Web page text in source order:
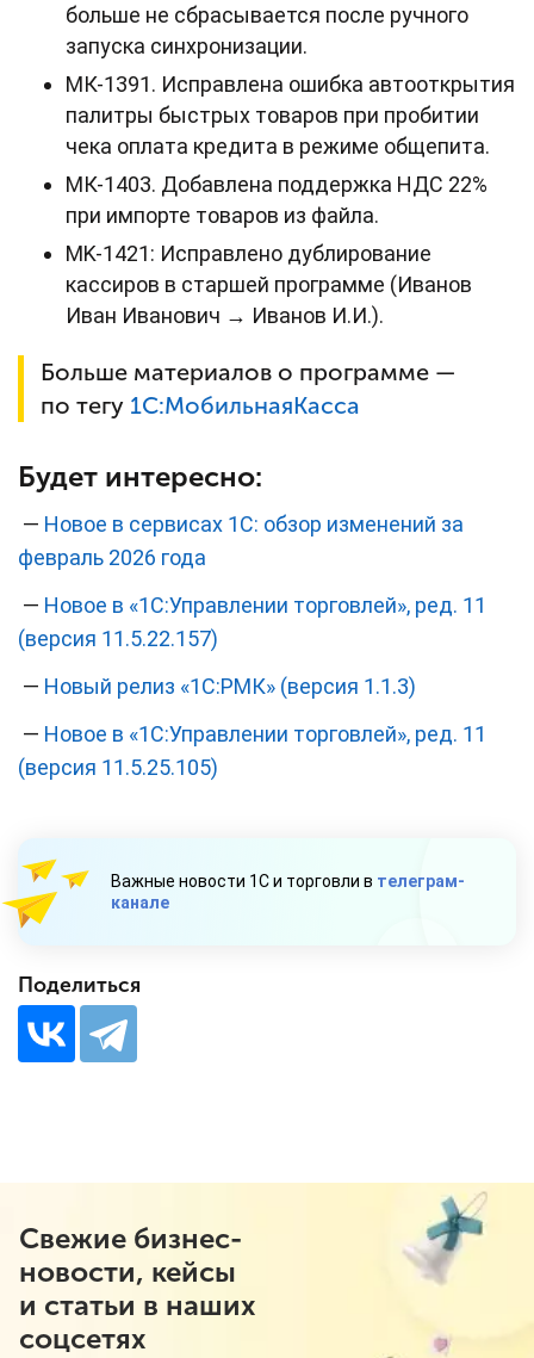
больше не сбрасывается после ручного
запуска синхронизации.
МК-1391. Исправлена ошибка автооткрытия
палитры быстрых товаров при пробитии
чека оплата кредита в режиме общепита.
МК-1403. Добавлена поддержка НДС 22%
при импорте товаров из файла.
MK-1421: Исправлено дублирование
кассиров в старшей программе (Иванов
Иван Иванович → Иванов И.И.).
Больше материалов о программе —
по тегу 1С:МобильнаяКасса
Будет интересно:
— Новое в сервисах 1С: обзор изменений за
февраль 2026 года
— Новое в «1С:Управлении торговлей», ред. 11
(версия 11.5.22.157)
— Новый релиз «1С:РМК» (версия 1.1.3)
— Новое в «1С:Управлении торговлей», ред. 11
(версия 11.5.25.105)
Важные новости 1С и торговли в телеграм-
канале
Поделиться
Свежие бизнес-
новости, кейсы
и статьи в наших
соцсетях